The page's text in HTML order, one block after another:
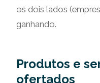
os dois lados
ganhando.
Produtos e
ofertados